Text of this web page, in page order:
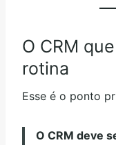
O CRM
rotina
Esse é o ponto
O CRM deve